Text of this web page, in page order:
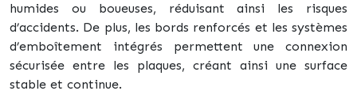
humides ou boueuses, réduisant ainsi les risques
d’accidents. De plus, les bords renforcés et les systèmes
d’emboîtement intégrés permettent une connexion
sécurisée entre les plaques, créant ainsi une surface
stable et continue.